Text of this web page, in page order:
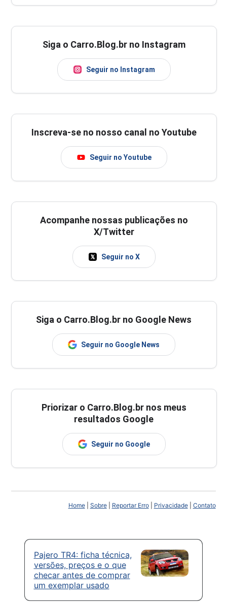
Siga o Carro.Blog.br no Instagram
Seguir no Instagram
Inscreva-se no nosso canal no Youtube
Seguir no Youtube
Acompanhe nossas publicações no
X/Twitter
Seguir no X
Siga o Carro.Blog.br no Google News
Seguir no Google News
Priorizar o Carro.Blog.br nos meus
resultados Google
Seguir no Google
Home| Sobre| Reportar Erro| Privacidade| Contato
Pajero TR4: ficha técnica,
versões, preços e o que
checar antes de comprar
um exemplar usado